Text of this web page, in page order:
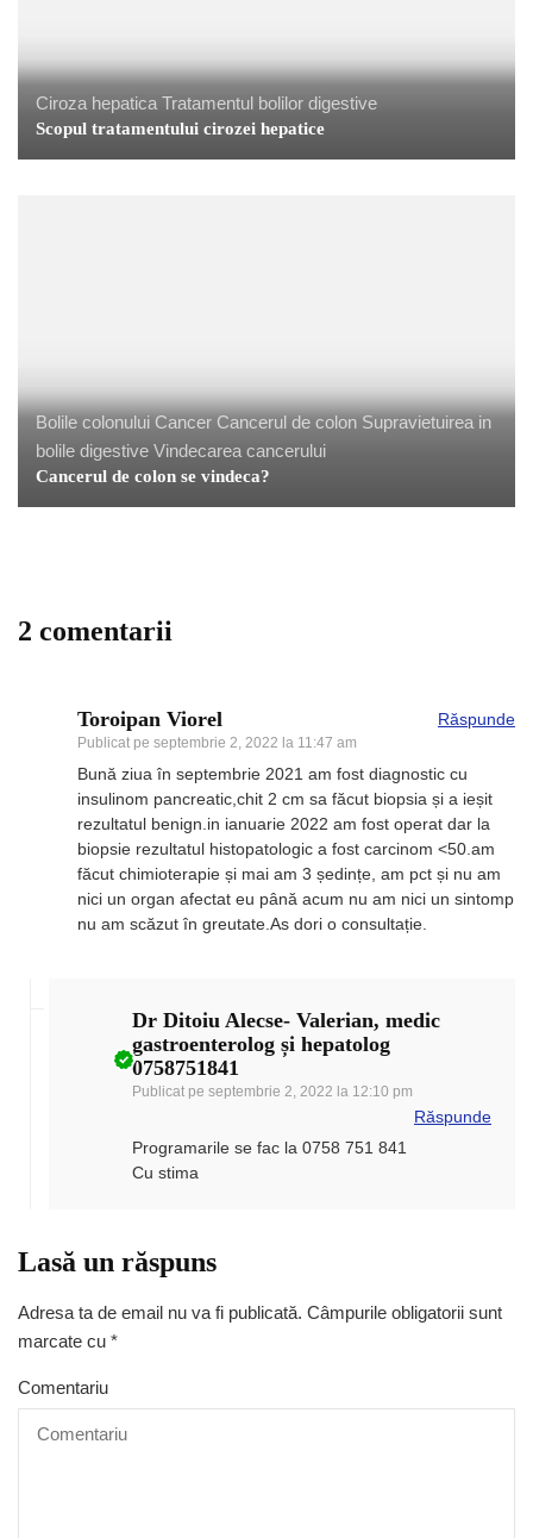
Ciroza hepatica Tratamentul bolilor digestive
Scopul tratamentului cirozei hepatice
Bolile colonului Cancer Cancerul de colon Supravietuirea in
bolile digestive Vindecarea cancerului
Cancerul de colon se vindeca?
2 comentarii
Toroipan Viorel
Publicat pe septembrie 2, 2022 la 11:47 am
Răspunde
Bună ziua în septembrie 2021 am fost diagnostic cu
insulinom pancreatic,chit 2 cm sa făcut biopsia și a ieșit
rezultatul benign.in ianuarie 2022 am fost operat dar la
biopsie rezultatul histopatologic a fost carcinom <50.am
făcut chimioterapie și mai am 3 ședințe, am pct și nu am
nici un organ afectat eu până acum nu am nici un sintomp
nu am scăzut în greutate.As dori o consultație.
Dr Ditoiu Alecse- Valerian, medic
gastroenterolog și hepatolog
0758751841
Publicat pe septembrie 2, 2022 la 12:10 pm
Răspunde
Programarile se fac la 0758 751 841
Cu stima
Lasă un răspuns
Adresa ta de email nu va fi publicată. Câmpurile obligatorii sunt
marcate cu *
Comentariu